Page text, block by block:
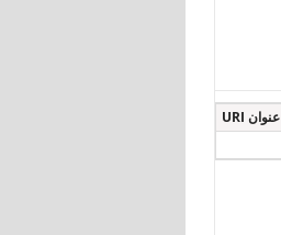
عنوان URI